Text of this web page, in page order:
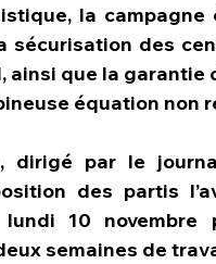
la campagne
sécurisation des
que la garantie
équation non
dirigé par le
des partis
10 novembre
semaines de